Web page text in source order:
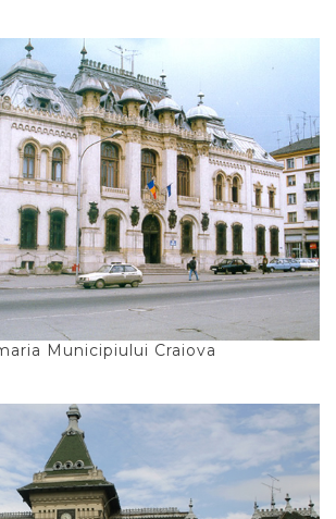
Municipiului Craiova